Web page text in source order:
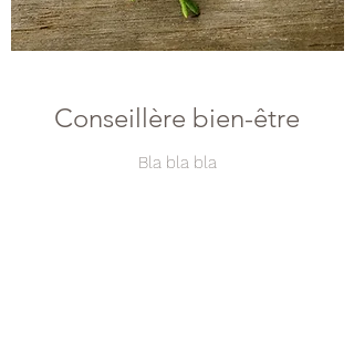
Conseillère bien-être
Bla bla bla